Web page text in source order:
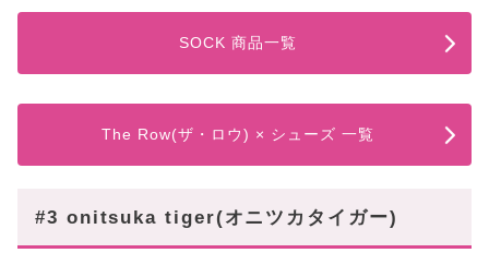
SOCK 商品一覧
The Row(ザ・ロウ) × シューズ 一覧
#3 onitsuka tiger(オニツカタイガー)